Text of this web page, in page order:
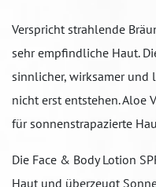
Verspricht strahlende
sehr empfindliche Haut.
sinnlicher, wirksamer und
nicht erst entstehen. Aloe
für sonnenstrapazierte
Die Face & Body Lotion
Haut und überzeugt